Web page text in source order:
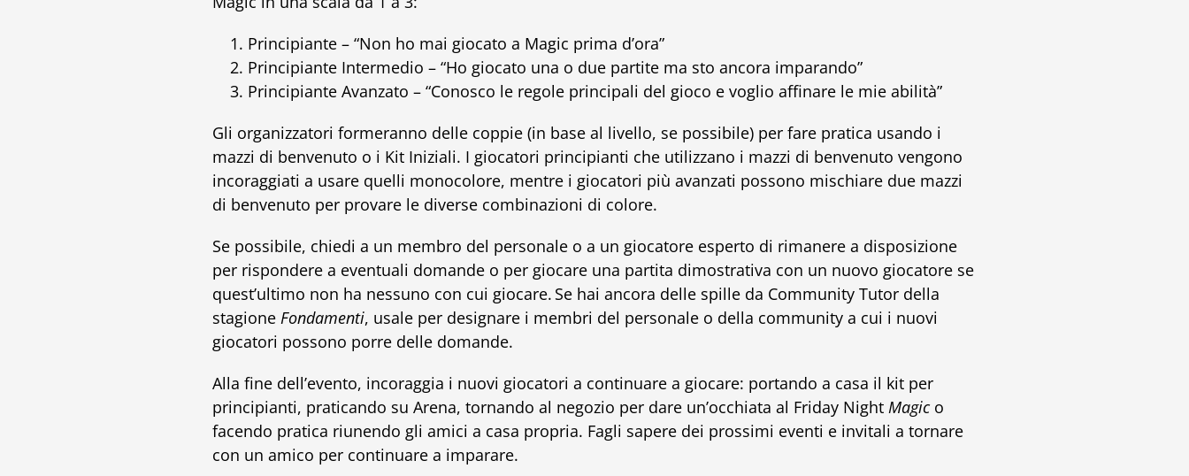
Principiante – “Non ho mai giocato a Magic prima d’ora”
Principiante Intermedio – “Ho giocato una o due partite ma sto ancora imparando”
Principiante Avanzato – “Conosco le regole principali del gioco e voglio affinare le mie abilità”
Gli organizzatori formeranno delle coppie (in base al livello, se possibile) per fare pratica usando i
mazzi di benvenuto o i Kit Iniziali. I giocatori principianti che utilizzano i mazzi di benvenuto vengono
incoraggiati a usare quelli monocolore, mentre i giocatori più avanzati possono mischiare due mazzi
di benvenuto per provare le diverse combinazioni di colore.
Se possibile, chiedi a un membro del personale o a un giocatore esperto di rimanere a disposizione
per rispondere a eventuali domande o per giocare una partita dimostrativa con un nuovo giocatore se
quest’ultimo non ha nessuno con cui giocare. Se hai ancora delle spille da Community Tutor della
stagione Fondamenti, usale per designare i membri del personale o della community a cui i nuovi
giocatori possono porre delle domande.
Alla fine dell’evento, incoraggia i nuovi giocatori a continuare a giocare: portando a casa il kit per
principianti, praticando su Arena, tornando al negozio per dare un’occhiata al Friday Night Magico
facendo pratica riunendo gli amici a casa propria. Fagli sapere dei prossimi eventi e invitali a tornare
con un amico per continuare a imparare.